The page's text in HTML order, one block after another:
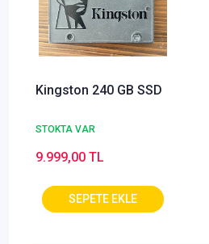
Kingston 240 GB SSD
STOKTA VAR
9.999,00 TL